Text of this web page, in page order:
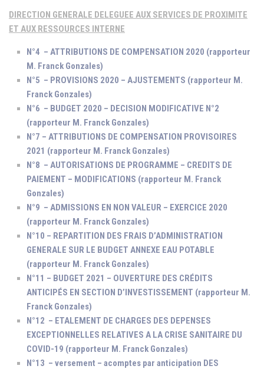
DIRECTION GENERALE DELEGUEE AUX SERVICES DE PROXIMITE
ET AUX RESSOURCES INTERNE
N°4 – ATTRIBUTIONS DE COMPENSATION 2020 (rapporteur
M. Franck Gonzales)
N°5 – PROVISIONS 2020 – AJUSTEMENTS (rapporteur M.
Franck Gonzales)
N°6 – BUDGET 2020 – DECISION MODIFICATIVE N°2
(rapporteur M. Franck Gonzales)
N°7 – ATTRIBUTIONS DE COMPENSATION PROVISOIRES
2021 (rapporteur M. Franck Gonzales)
N°8 – AUTORISATIONS DE PROGRAMME – CREDITS DE
PAIEMENT – MODIFICATIONS (rapporteur M. Franck
Gonzales)
N°9 – ADMISSIONS EN NON VALEUR – EXERCICE 2020
(rapporteur M. Franck Gonzales)
N°10 – REPARTITION DES FRAIS D’ADMINISTRATION
GENERALE SUR LE BUDGET ANNEXE EAU POTABLE
(rapporteur M. Franck Gonzales)
N°11 – BUDGET 2021 – OUVERTURE DES CRÉDITS
ANTICIPÉS EN SECTION D’INVESTISSEMENT (rapporteur M.
Franck Gonzales)
N°12 – ETALEMENT DE CHARGES DES DEPENSES
EXCEPTIONNELLES RELATIVES A LA CRISE SANITAIRE DU
COVID-19 (rapporteur M. Franck Gonzales)
N°13 – versement – acomptes par anticipation DES